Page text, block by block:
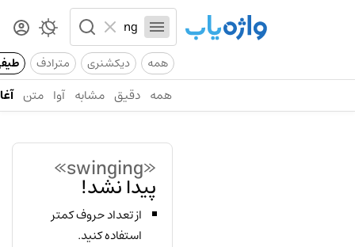
همه دیکشنری مترادف
همه دقیق مشابه آوا متن
«swinging»
پیدا نشد!
از تعداد حروف کمتر
استفاده کنید.